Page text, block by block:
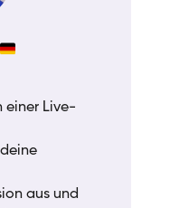
einer Live-
aus und